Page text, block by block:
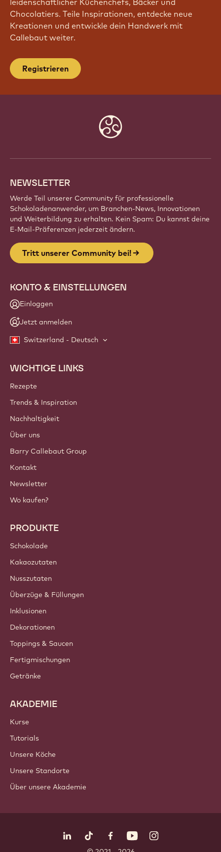
leidenschaftlicher Küchenchefs, Bäcker und
Chocolatiers. Teile Inspirationen, entdecke neue
Kreationen und entwickle dein Handwerk mit
Callebaut weiter.
Registrieren
NEWSLETTER
Werde Teil unserer Community für professionelle
Schokoladenanwender, um Branchen-News, Innovationen
und Weiterbildung zu erhalten. Kein Spam: Du kannst deine
E-Mail-Präferenzen jederzeit ändern.
Tritt unserer Community bei!
KONTO & EINSTELLUNGEN
Einloggen
Jetzt anmelden
Switzerland - Deutsch
Footer
Callebaut
WICHTIGE LINKS
Rezepte
Trends & Inspiration
Nachhaltigkeit
Über uns
Barry Callebaut Group
Kontakt
Newsletter
Wo kaufen?
PRODUKTE
Schokolade
Kakaozutaten
Nusszutaten
Überzüge & Füllungen
Inklusionen
Dekorationen
Toppings & Saucen
Fertigmischungen
Getränke
AKADEMIE
Kurse
Tutorials
Unsere Köche
Unsere Standorte
Über unsere Akademie
LinkedIn Opens in a new window.
TikTok Opens in a new window.
Facebook Opens in a new
YouTubeInstagram